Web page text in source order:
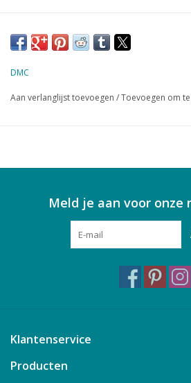
DMC
Aan verlanglijst toevoegen /Toevoegen om
Meld je aan voor onze
Klantenservice
Producten